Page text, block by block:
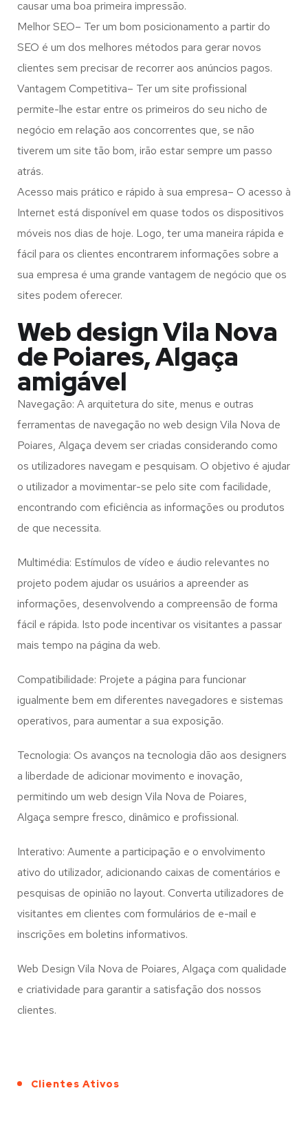
causar uma boa primeira impressão.
Melhor SEO– Ter um bom posicionamento a partir do
SEO é um dos melhores métodos para gerar novos
clientes sem precisar de recorrer aos anúncios pagos.
Vantagem Competitiva– Ter um site profissional
permite-lhe estar entre os primeiros do seu nicho de
negócio em relação aos concorrentes que, se não
tiverem um site tão bom, irão estar sempre um passo
atrás.
Acesso mais prático e rápido à sua empresa– O acesso à
Internet está disponível em quase todos os dispositivos
móveis nos dias de hoje. Logo, ter uma maneira rápida e
fácil para os clientes encontrarem informações sobre a
sua empresa é uma grande vantagem de negócio que os
sites podem oferecer.
Web design Vila Nova
de Poiares, Algaça
amigável
Navegação: A arquitetura do site, menus e outras
ferramentas de navegação no web design Vila Nova de
Poiares, Algaça devem ser criadas considerando como
os utilizadores navegam e pesquisam. O objetivo é ajudar
o utilizador a movimentar-se pelo site com facilidade,
encontrando com eficiência as informações ou produtos
de que necessita.
Multimédia: Estímulos de vídeo e áudio relevantes no
projeto podem ajudar os usuários a apreender as
informações, desenvolvendo a compreensão de forma
fácil e rápida. Isto pode incentivar os visitantes a passar
mais tempo na página da web.
Compatibilidade: Projete a página para funcionar
igualmente bem em diferentes navegadores e sistemas
operativos, para aumentar a sua exposição.
Tecnologia: Os avanços na tecnologia dão aos designers
a liberdade de adicionar movimento e inovação,
permitindo um web design Vila Nova de Poiares,
Algaça sempre fresco, dinâmico e profissional.
Interativo: Aumente a participação e o envolvimento
ativo do utilizador, adicionando caixas de comentários e
pesquisas de opinião no layout. Converta utilizadores de
visitantes em clientes com formulários de e-mail e
inscrições em boletins informativos.
Web Design Vila Nova de Poiares, Algaça com qualidade
e criatividade para garantir a satisfação dos nossos
clientes.
Clientes Ativos